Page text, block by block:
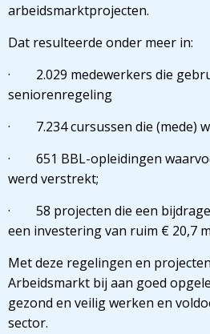
arbeidsmarktprojecten.
Dat resulteerde onder meer in:
· 2.029 medewerkers die
seniorenregeling
· 7.234 cursussen die (mede)
· 651 BBL-opleidingen
werd verstrekt;
· 58 projecten die een
een investering van ruim € 20,7
Met deze regelingen en
Arbeidsmarkt bij aan goed
gezond en veilig werken en
sector.